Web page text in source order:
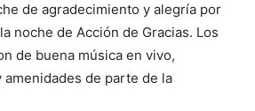
de agradecimiento y alegría por
noche de Acción de Gracias. Los
de buena música en vivo,
de parte de la